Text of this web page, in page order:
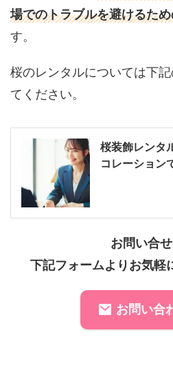
場でのトラブルを避けるた
す。
桜のレンタルについては下
てください。
桜装飾レンタ
コレーション
お問い合せ
下記フォームよりお気軽
お問い合